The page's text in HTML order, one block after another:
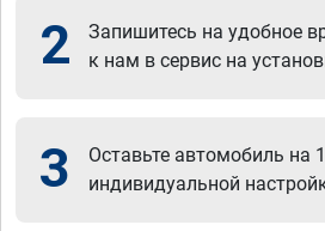
2
Запишитесь на удобное
к нам в сервис на
3
Оставьте автомобиль на
индивидуальной